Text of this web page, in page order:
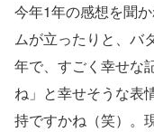
今年1年の感想を聞
ムが立ったりと、バ
年で、すごく幸せな
ね」と幸せそうな表
持ですかね（笑）。